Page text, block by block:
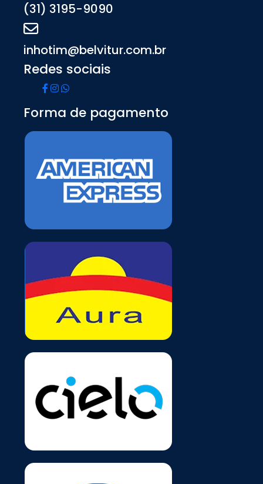
(31) 3195-9090
inhotim@belvitur.com.br
Redes sociais
Forma de pagamento